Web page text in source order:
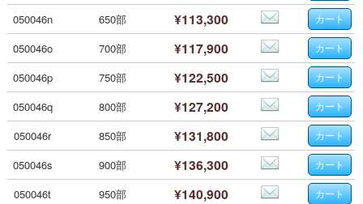
050046n 650部 ¥113,300
050046o 700部 ¥117,900
050046p 750部 ¥122,500
050046q 800部 ¥127,200
050046r 850部 ¥131,800
050046s 900部 ¥136,300
050046t 950部 ¥140,900